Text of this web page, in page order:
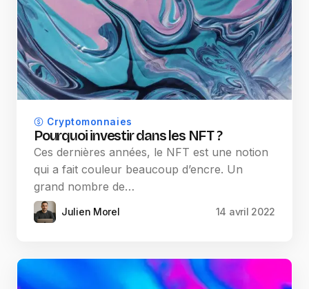
Cryptomonnaies
Pourquoi investir dans les NFT ?
Ces dernières années, le NFT est une notion
qui a fait couleur beaucoup d’encre. Un
grand nombre de…
Julien Morel 14 avril 2022